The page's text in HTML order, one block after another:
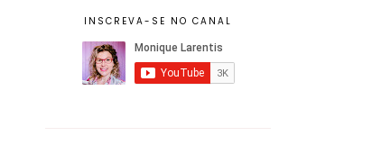
INSCREVA-SE NO CANAL